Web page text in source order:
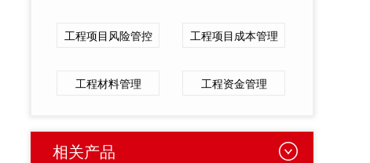
工程项目风险管控 工程项目成本管理
工程材料管理 工程资金管理
相关产品